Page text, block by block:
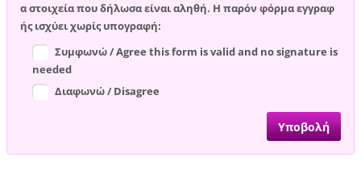
α στοιχεία που δήλωσα είναι αληθή. Η παρόν φόρμα εγγραφ
ής ισχύει χωρίς υπογραφή:
Συμφωνώ / Agree this form is valid and no signature is
needed
Διαφωνώ / Disagree